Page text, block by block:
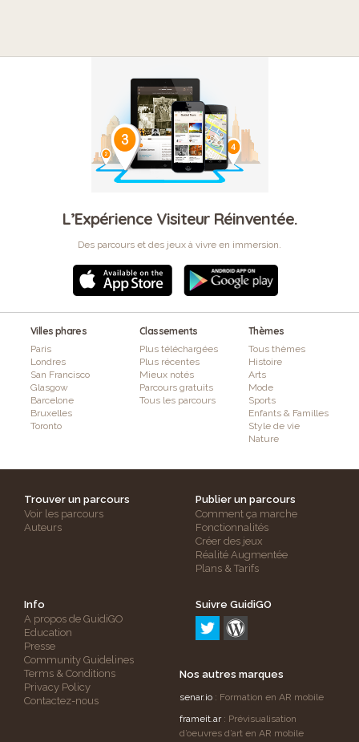
L’Expérience Visiteur Réinventée.
Des parcours et des jeux à vivre en immersion.
Villes phares
Paris
Londres
San Francisco
Glasgow
Barcelone
Bruxelles
Toronto
Classements
Plus téléchargées
Plus récentes
Mieux notés
Parcours gratuits
Tous les parcours
Thèmes
Tous thèmes
Histoire
Arts
Mode
Sports
Enfants & Familles
Style de vie
Nature
Trouver un parcours
Voir les parcours
Auteurs
Publier un parcours
Comment ça marche
Fonctionnalités
Créer des jeux
Réalité Augmentée
Plans & Tarifs
Info
A propos de GuidiGO
Education
Presse
Community Guidelines
Terms & Conditions
Privacy Policy
Contactez-nous
Suivre GuidiGO
Nos autres marques
senar.io : Formation en AR mobile
frameit.ar: Prévisualisation
d’oeuvres d’art en AR mobile